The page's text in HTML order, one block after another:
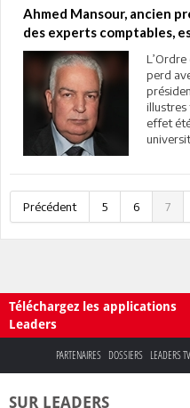
Ahmed Mansour, ancien
des experts comptables,
perd
illustres
effet
Précédent 5 6 7
Téléchargez les applications
Leaders
PARTENAIRES DOSSIERS LEADERS TV
SUR LEADERS